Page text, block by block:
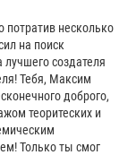
потратив несколько
на поиск
создателя
Тебя, Максим
доброго,
теоритеских и
Только ты смог